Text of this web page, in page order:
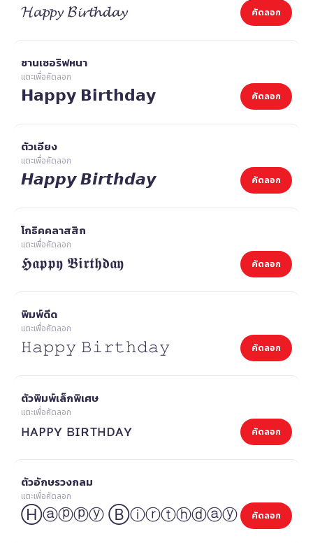
𝓗𝓪𝓹𝓹𝔂 𝓑𝓲𝓻𝓽𝓱𝓭𝓪𝔂 คัดลอก
ซานเซอริฟหนา
แตะเพื่อคัดลอก
𝗛𝗮𝗽𝗽𝘆 𝗕𝗶𝗿𝘁𝗵𝗱𝗮𝘆 คัดลอก
ตัวเอียง
แตะเพื่อคัดลอก
𝙃𝙖𝙥𝙥𝙮 𝘽𝙞𝙧𝙩𝙝𝙙𝙖𝙮 คัดลอก
โกธิคคลาสสิก
แตะเพื่อคัดลอก
𝕳𝖆𝖕𝖕𝖞 𝕭𝖎𝖗𝖙𝖍𝖉𝖆𝖞 คัดลอก
พิมพ์ดีด
แตะเพื่อคัดลอก
𝙷𝚊𝚙𝚙𝚢 𝙱𝚒𝚛𝚝𝚑𝚍𝚊𝚢 คัดลอก
ตัวพิมพ์เล็กพิเศษ
แตะเพื่อคัดลอก
ʜᴀᴘᴘʏ ʙɪʀᴛʜᴅᴀʏ คัดลอก
ตัวอักษรวงกลม
แตะเพื่อคัดลอก
Ⓗⓐⓟⓟⓨ Ⓑⓘⓡⓣⓗⓓⓐⓨ คัดลอก